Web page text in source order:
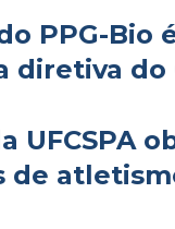
PPG-Bio
diretiva do
UFCSPA
de